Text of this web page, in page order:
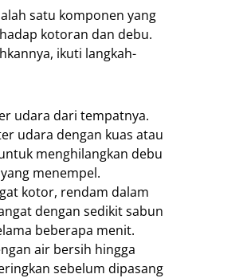
satu komponen yang
kotoran dan debu.
ikuti langkah-
udara dari tempatnya.
udara dengan kuas atau
menghilangkan debu
menempel.
kotor, rendam dalam
dengan sedikit sabun
beberapa menit.
air bersih hingga
sebelum dipasang